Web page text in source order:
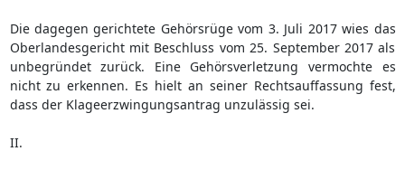
Die dagegen gerichtete Gehörsrüge vom 3. Juli 2017 wies das
Oberlandesgericht mit Beschluss vom 25. September 2017 als
unbegründet zurück. Eine Gehörsverletzung vermochte es
nicht zu erkennen. Es hielt an seiner Rechtsauffassung fest,
dass der Klageerzwingungsantrag unzulässig sei.
II.